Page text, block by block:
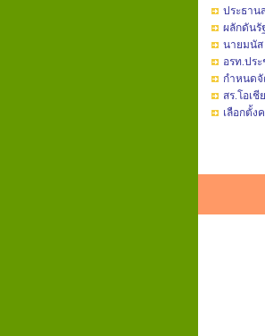
ประธาน
ผลักดันรั
นายมนัส
อรท.ปร
กำหนดจั
สร.โอเ
เลือกตั้ง